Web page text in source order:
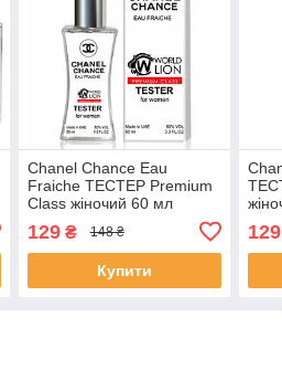
Chanel Chance Eau
Fraiche ТЕСТЕР Premium
Class жіночий 60 мл
129₴ 148 ₴
Купити
129